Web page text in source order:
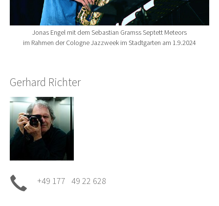
Jonas Engel mit dem Sebastian Gramss Septett Meteors
im Rahmen der Cologne Jazzweek im Stadtgarten am 1.9.2024
Gerhard Richter
+49 177 49 22 628